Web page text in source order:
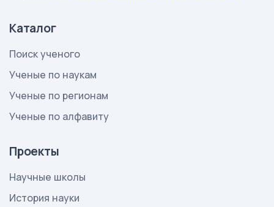
Каталог
Поиск ученого
Ученые по наукам
Ученые по регионам
Ученые по алфавиту
Проекты
Научные школы
История науки